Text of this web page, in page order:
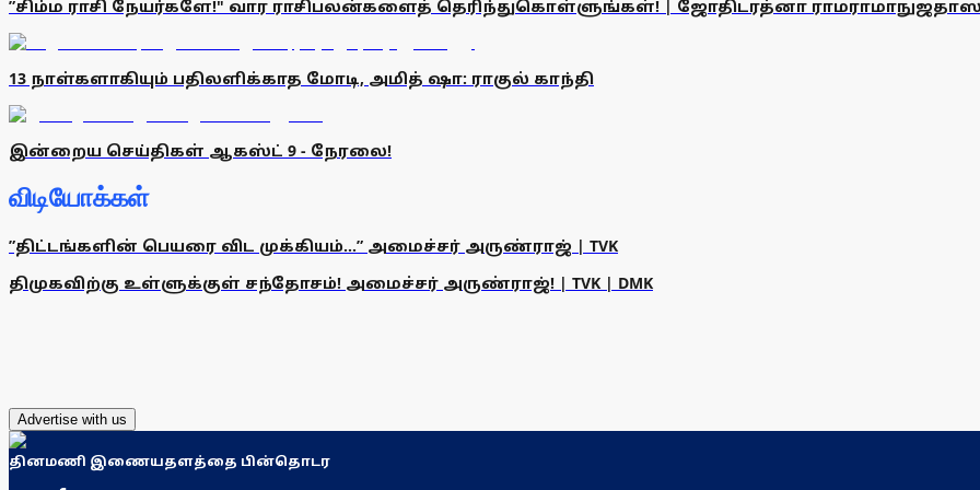
”சிம்ம ராசி நேயர்களே!" வார ராசிபலன்களைத் தெரிந்துகொள்ளுங்கள்! | ஜோதிடரத்னா
13 நாள்களாகியும் பதிலளிக்காத மோடி, அமித் ஷா: ராகுல் காந்தி
இன்றைய செய்திகள் ஆகஸ்ட் 9 - நேரலை!
விடியோக்கள்
”திட்டங்களின் பெயரை விட முக்கியம்...” அமைச்சர் அருண்ராஜ் | TVK
திமுகவிற்கு உள்ளுக்குள் சந்தோசம்! அமைச்சர் அருண்ராஜ்! | TVK | DMK
Advertise with us
தினமணி இணையதளத்தை பின்தொடர